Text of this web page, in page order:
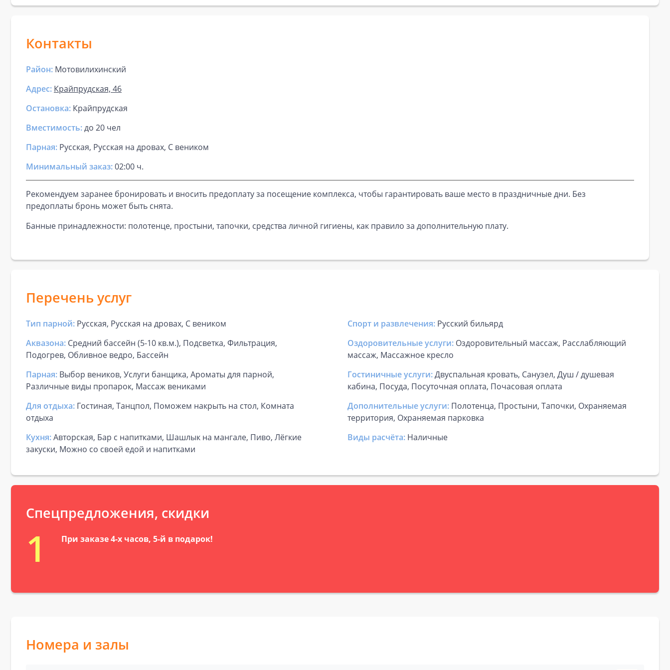
Контакты
Район: Мотовилихинский
Адрес: Крайпрудская, 46
Остановка: Крайпрудская
Вместимость:до 20 чел
Парная: Русская, Русская на дровах, С веником
Минимальный заказ:02:00 ч.
Рекомендуем заранее бронировать и вносить предоплату за посещение комплекса, чтобы гарантировать ваше место в праздничные дни. Без
предоплаты бронь может быть снята.
Банные принадлежности: полотенце, простыни, тапочки, средства личной гигиены, как правило за дополнительную плату.
Перечень услуг
Тип парной: Русская, Русская на дровах, С веником
Аквазона: Средний бассейн (5-10 кв.м.), Подсветка, Фильтрация,
Подогрев, Обливное ведро, Бассейн
Парная: Выбор веников, Услуги банщика, Ароматы для парной,
Различные виды пропарок, Массаж вениками
Для отдыха: Гостиная, Танцпол, Поможем накрыть на стол, Комната
отдыха
Кухня:Авторская, Бар с напитками, Шашлык на мангале, Пиво, Лёгкие
закуски, Можно со своей едой и напитками
Спорт и развлечения: Русский бильярд
Оздоровительные услуги: Оздоровительный массаж, Расслабляющий
массаж, Массажное кресло
Гостиничные услуги:Двуспальная кровать, Санузел, Душ / душевая
кабина, Посуда, Посуточная оплата, Почасовая оплата
Дополнительные услуги: Полотенца, Простыни, Тапочки, Охраняемая
территория, Охраняемая парковка
Виды расчёта: Наличные
Спецпредложения, скидки
1 При заказе 4-х часов, 5-й в подарок!
Номера и залы